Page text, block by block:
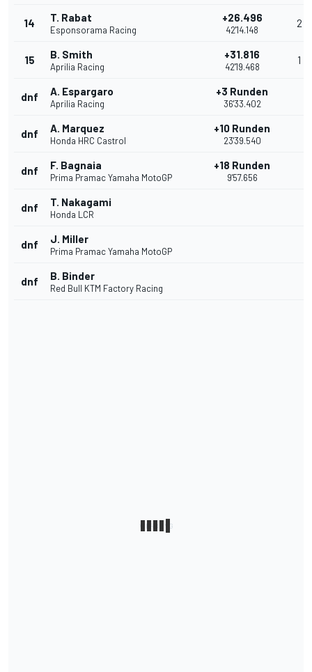
14 T. Rabat
Esponsorama Racing
+26.496
42'14.148
2
15 B. Smith
Aprilia Racing
+31.816
42'19.468
1
dnf A. Espargaro
Aprilia Racing
+3 Runden
36'33.402
dnf A. Marquez
Honda HRC Castrol
+10 Runden
23'39.540
dnf F. Bagnaia
Prima Pramac Yamaha MotoGP
+18 Runden
9'57.656
dnf T. Nakagami
Honda LCR
dnf J. Miller
Prima Pramac Yamaha MotoGP
dnf B. Binder
Red Bull KTM Factory Racing